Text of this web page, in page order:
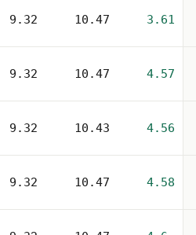
9.32 10.47 3.61
9.32 10.47 4.57
9.32 10.43 4.56
9.32 10.47 4.58